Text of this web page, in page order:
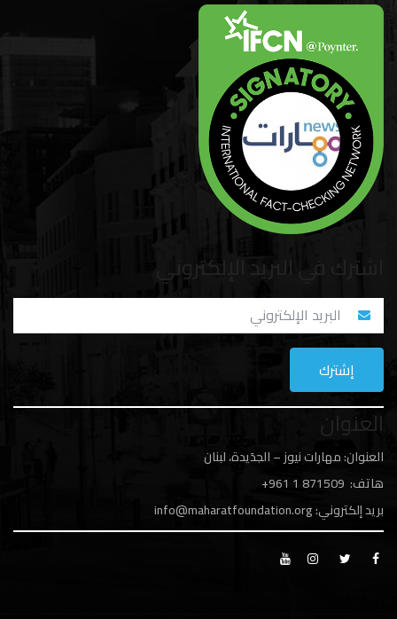
اشترك في البريد الإلكتروني
العنوان
العنوان: مهارات نيوز – الجدَيدة، لبنان
هاتف: 1 871509 961+
بريد إلكتروني:info@maharatfoundation.org